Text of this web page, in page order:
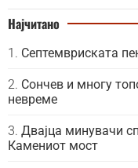
Најчитано
Септемвриската
Сончев и многу
невреме
Двајца минувачи
Камениот мост